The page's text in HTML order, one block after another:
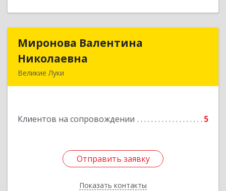
Миронова Валентина
Николаевна
Великие Луки
Клиентов на сопровождении 5
Отправить заявку
Показать контакты
Миронова Валентина
Отправить заявку
Назад